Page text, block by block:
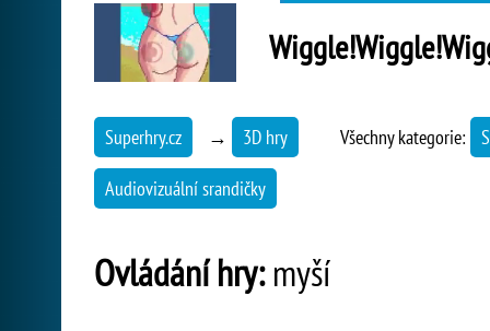
Superhry.cz → 3D hry Všechny kategorie:
Audiovizuální srandičky
Ovládání hry:myší